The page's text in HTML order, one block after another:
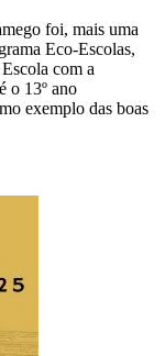
foi, mais uma
Eco-Escolas,
com a
o 13º ano
exemplo das boas